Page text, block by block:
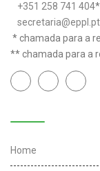
+351 258 741 404*
secretaria@eppl.pt
* chamada para a
** chamada para a
Home